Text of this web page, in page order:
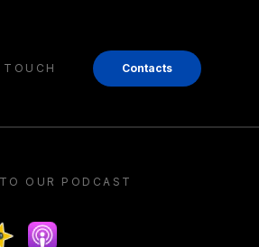
Contacts
OUR PODCAST
Apple podcast